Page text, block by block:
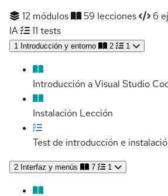
12 módulos
59 lecciones
6
IA
11 tests
1 Introducción y entorno 2 1
Introducción a Visual Studio
Instalación Lección
Test de introducción e
2 Interfaz y menús 7 1